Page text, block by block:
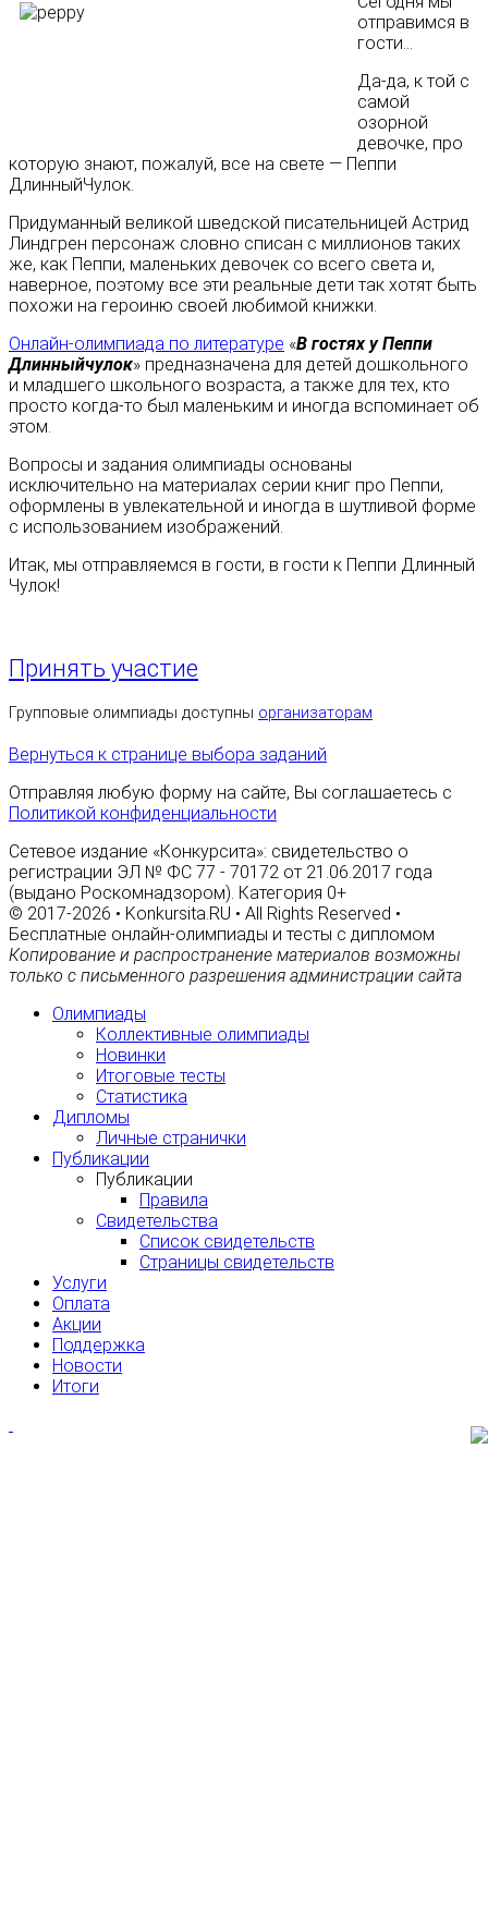
отправимся в
гости...
Да-да, к той с
самой
озорной
девочке, про
которую знают, пожалуй, все на свете — Пеппи
ДлинныйЧулок.
Придуманный великой шведской писательницей Астрид
Линдгрен персонаж словно списан с миллионов таких
же, как Пеппи, маленьких девочек со всего света и,
наверное, поэтому все эти реальные дети так хотят быть
похожи на героиню своей любимой книжки.
Онлайн-олимпиада по литературе «В гостях у Пеппи
Длинныйчулок» предназначена для детей дошкольного
и младшего школьного возраста, а также для тех, кто
просто когда-то был маленьким и иногда вспоминает об
этом.
Вопросы и задания олимпиады основаны
исключительно на материалах серии книг про Пеппи,
оформлены в увлекательной и иногда в шутливой форме
с использованием изображений.
Итак, мы отправляемся в гости, в гости к Пеппи Длинный
Чулок!
Принять участие
Групповые олимпиады доступны организаторам
Вернуться к странице выбора заданий
Отправляя любую форму на сайте, Вы соглашаетесь с
Политикой конфиденциальности
Сетевое издание «Конкурсита»: свидетельство о
регистрации ЭЛ № ФС 77 - 70172 от 21.06.2017 года
(выдано Роскомнадзором). Категория 0+
© 2017-2026 • Konkursita.RU • All Rights Reserved •
Бесплатные онлайн-олимпиады и тесты с дипломом
Копирование и распространение материалов возможны
только с письменного разрешения администрации сайта
Олимпиады
Коллективные олимпиады
Новинки
Итоговые тесты
Статистика
Дипломы
Личные странички
Публикации
Публикации
Правила
Свидетельства
Список свидетельств
Страницы свидетельств
Услуги
Оплата
Акции
Поддержка
Новости
Итоги